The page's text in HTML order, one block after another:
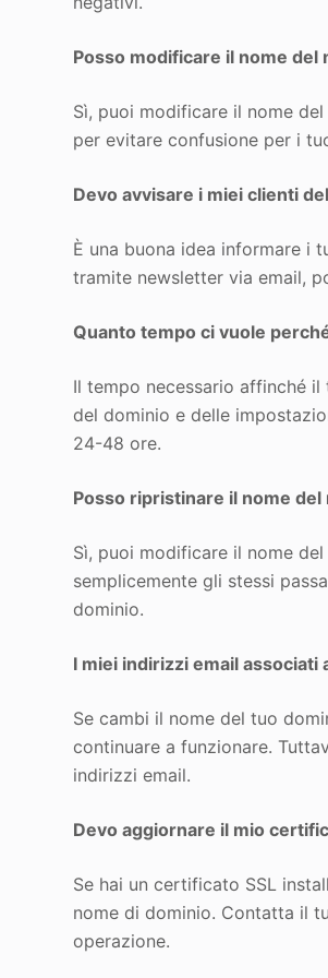
Posso modificare il nome del
Sì, puoi modificare il nome
per evitare confusione per i
Devo avvisare i miei clienti
È una buona idea informare i
tramite newsletter via email,
Quanto tempo ci vuole
Il tempo necessario affinché
del dominio e delle
24-48 ore.
Posso ripristinare il nome
Sì, puoi modificare il nome
semplicemente gli stessi
dominio.
I miei indirizzi email
Se cambi il nome del tuo
continuare a funzionare.
indirizzi email.
Devo aggiornare il mio
Se hai un certificato SSL
nome di dominio. Contatta il
operazione.